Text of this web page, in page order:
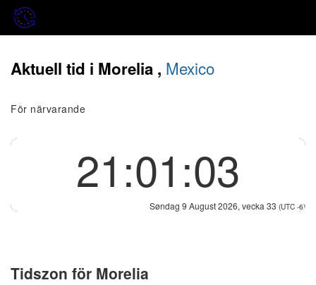
Aktuell tid i Morelia , Mexico
För närvarande
21:01:03
Søndag 9 August 2026, vecka 33 (UTC -6)
Tidszon för Morelia